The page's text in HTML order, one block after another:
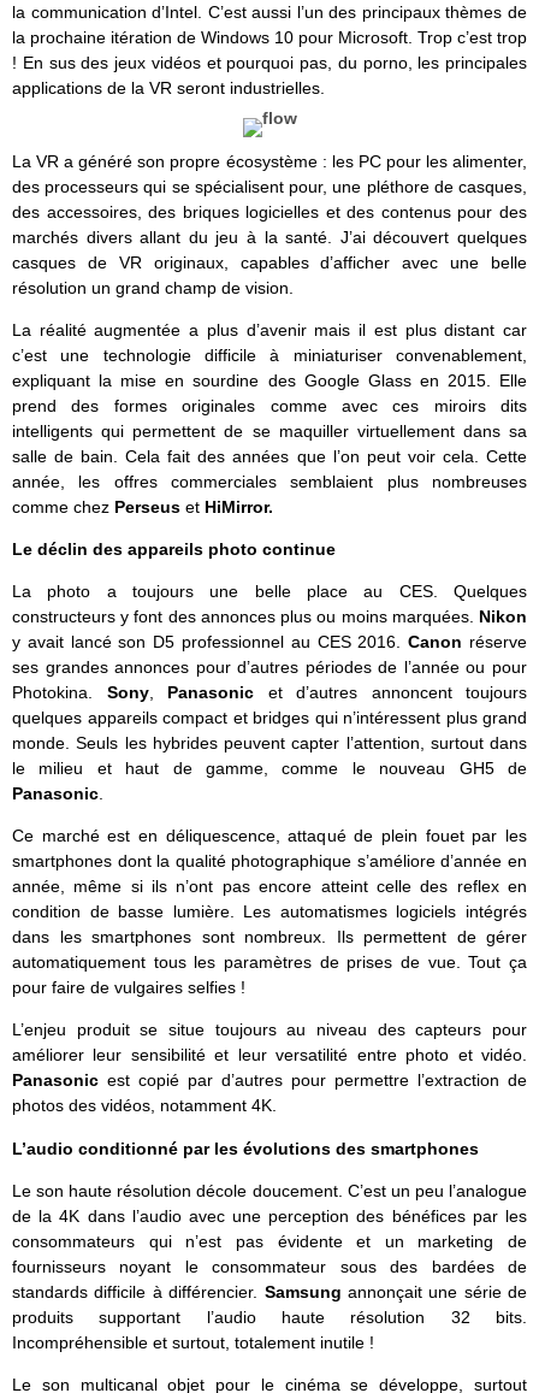
la communication d’Intel. C’est aussi l’un des principaux thèmes de
la prochaine itération de Windows 10 pour Microsoft. Trop c’est trop
! En sus des jeux vidéos et pourquoi pas, du porno, les principales
applications de la VR seront industrielles.
La VR a généré son propre écosystème : les PC pour les alimenter,
des processeurs qui se spécialisent pour, une pléthore de casques,
des accessoires, des briques logicielles et des contenus pour des
marchés divers allant du jeu à la santé. J’ai découvert quelques
casques de VR originaux, capables d’afficher avec une belle
résolution un grand champ de vision.
La réalité augmentée a plus d’avenir mais il est plus distant car
c’est une technologie difficile à miniaturiser convenablement,
expliquant la mise en sourdine des Google Glass en 2015. Elle
prend des formes originales comme avec ces miroirs dits
intelligents qui permettent de se maquiller virtuellement dans sa
salle de bain. Cela fait des années que l’on peut voir cela. Cette
année, les offres commerciales semblaient plus nombreuses
comme chez Perseus et HiMirror.
Le déclin des appareils photo continue
La photo a toujours une belle place au CES. Quelques
constructeurs y font des annonces plus ou moins marquées. Nikon
y avait lancé son D5 professionnel au CES 2016.Canon réserve
ses grandes annonces pour d’autres périodes de l’année ou pour
Photokina. Sony, Panasonic et d’autres annoncent toujours
quelques appareils compact et bridges qui n’intéressent plus grand
monde. Seuls les hybrides peuvent capter l’attention, surtout dans
le milieu et haut de gamme, comme le nouveau GH5 de
Panasonic.
Ce marché est en déliquescence, attaqué de plein fouet par les
smartphones dont la qualité photographique s’améliore d’année en
année, même si ils n’ont pas encore atteint celle des reflex en
condition de basse lumière. Les automatismes logiciels intégrés
dans les smartphones sont nombreux. Ils permettent de gérer
automatiquement tous les paramètres de prises de vue. Tout ça
pour faire de vulgaires selfies !
L’enjeu produit se situe toujours au niveau des capteurs pour
améliorer leur sensibilité et leur versatilité entre photo et vidéo.
Panasonic est copié par d’autres pour permettre l’extraction de
photos des vidéos, notamment 4K.
L’audio conditionné par les évolutions des smartphones
Le son haute résolution décole doucement. C’est un peu l’analogue
de la 4K dans l’audio avec une perception des bénéfices par les
consommateurs qui n’est pas évidente et un marketing de
fournisseurs noyant le consommateur sous des bardées de
standards difficile à différencier. Samsung annonçait une série de
produits supportant l’audio haute résolution 32 bits.
Incompréhensible et surtout, totalement inutile !
Le son multicanal objet pour le cinéma se développe, surtout